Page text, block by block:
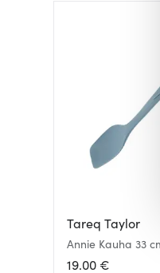
Tareq Taylor
Annie Kauha 33
19.00 €